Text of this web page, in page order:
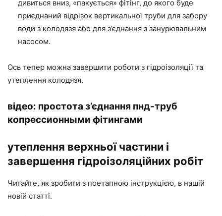
дивиться вниз, «пакується» фітінг, до якого буде
приєднаний відрізок вертикальної труби для забору
води з колодязя або для з’єднання з занурювальним
насосом.
Ось тепер можна завершити роботи з гідроізоляції та
утеплення колодязя.
відео: простота з’єднання пнд-труб
копрессионными фітингами
утеплення верхньої частини і
завершення гідроізоляційних робіт
Читайте, як зробити з поетапною інструкцією, в нашій
новій статті.